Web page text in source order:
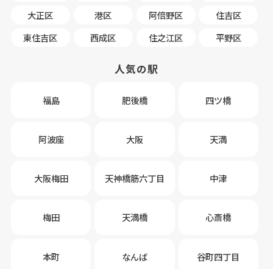
大正区
港区 阿倍野区
住吉区
東住吉区
西成区 住之江区 平野区
人気の駅
福島 肥後橋 四ツ橋
阿波座 大阪 天満
大阪梅田 天神橋筋六丁目 中津
梅田 天満橋 心斎橋
本町 なんば 谷町四丁目